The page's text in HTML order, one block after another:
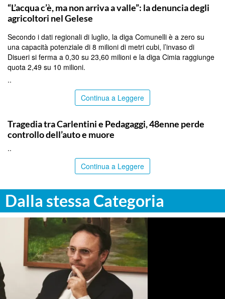
“L’acqua c’è, ma non arriva a valle”: la denuncia degli
agricoltori nel Gelese
Secondo i dati regionali di luglio, la diga Comunelli è a zero su
una capacità potenziale di 8 milioni di metri cubi, l’invaso di
Disueri si ferma a 0,30 su 23,60 milioni e la diga Cimia raggiunge
quota 2,49 su 10 milioni.
..
Continua a Leggere
Tragedia tra Carlentini e Pedagaggi, 48enne perde
controllo dell’auto e muore
..
Continua a Leggere
Dalla stessa Categoria